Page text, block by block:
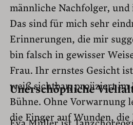
männliche Nachfolger, und
Das sind für mich sehr
Erinnerungen, die mir
bin falsch in gewisser
Frau. Ihr ernstes Gesicht
weiß sichtbar, projiziert im
Bühne. Ohne Vorwarnung
die Finger auf Wunden,
Unerschöpfliche